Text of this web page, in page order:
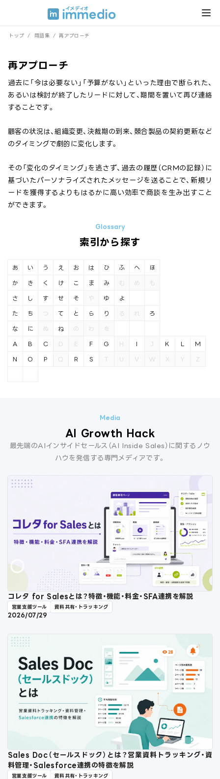
トップ / 用語集 / 再アプローチ
再アプローチ
過去に「今は必要ない」「予算がない」といった理由で断られた、
あるいは検討が終了したリードに対して、期間を置いて再び連絡
することです。
顧客の状況は、組織変更、決裁期の到来、競合製品の契約更新など
のタイミングで劇的に変化します。
その「変化のタイミング」を逃さず、過去の履歴（CRMの記録）に
基づいたパーソナライズされたメッセージを送ることで、新規リ
ードを獲得するよりもはるかに高い効率で商談を生み出すこと
ができます。
索引から探す
あ い う え お
か き く け こ
さ し す せ そ
た ち つ て と
な に ぬ ね の
は ひ ふ へ ほ
ま み む め も
や ゆ よ
ら り る れ ろ
わ を
A B C D E F G H I J K L M
N O P Q R S T U V W X Y Z
AI Growth Hack
最先端のAIインサイドセールス（AI Inside Sales）に関するノウ
ハウを発信する専門メディアです。
コレタ for Salesとは？特徴・機能・料金・SFA連携を解説
営業支援ツール 資料共有・トラッキング
2026/07/29
Sales Doc（セールスドック）とは？営業資料トラッキング・資
料管理・Salesforce連携の特徴を解説
営業支援ツール 資料共有・トラッキング